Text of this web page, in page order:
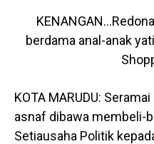
berdama anal-anak
KOTA MARUDU:
asnaf dibawa membeli-
Setiausaha Politik